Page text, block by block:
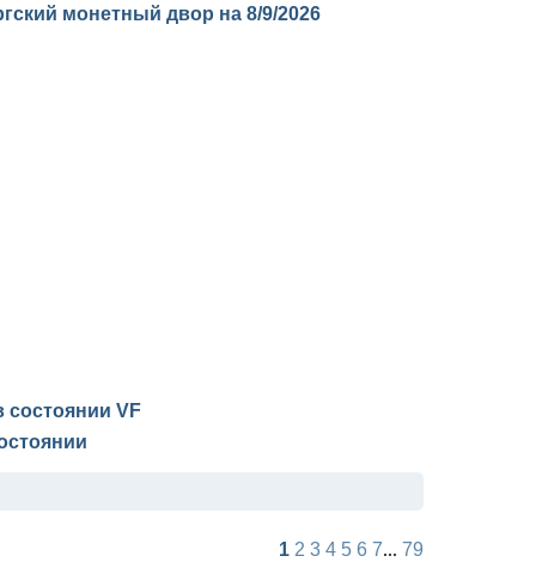
монетный двор на 8/9/2026
состоянии VF
1 2 3 4 5 6 7... 79